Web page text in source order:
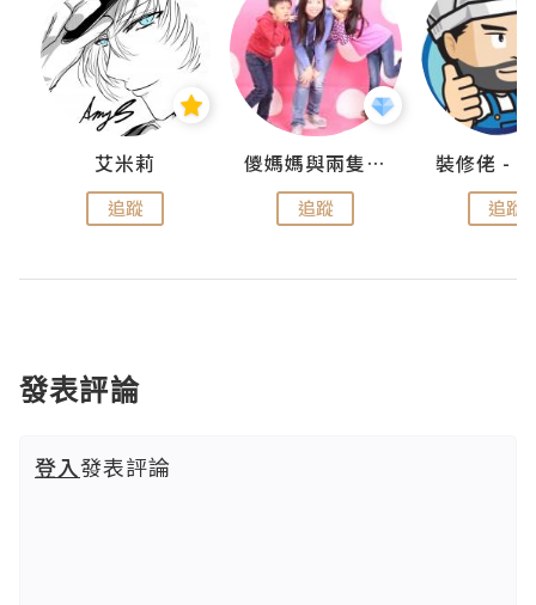
艾米莉
追蹤
儍媽媽與兩隻小魔怪之家
追蹤 追蹤
發表評論
登入發表評論